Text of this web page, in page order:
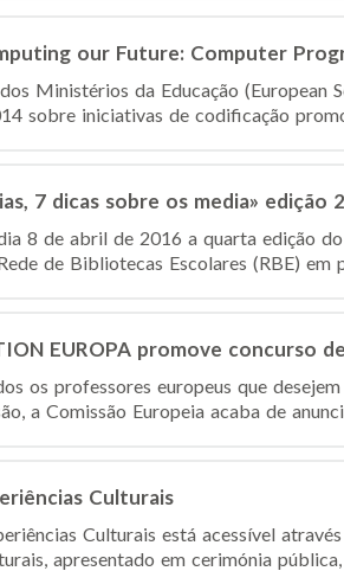
our Future: Computer
Ministérios da Educação (European
sobre iniciativas de codificação
7 dicas sobre os media» edição
8 de abril de 2016 a quarta edição
de Bibliotecas Escolares (RBE) em
EUROPA promove concurso
os professores europeus que
a Comissão Europeia acaba de
Culturais
Culturais está acessível
apresentado em cerimónia